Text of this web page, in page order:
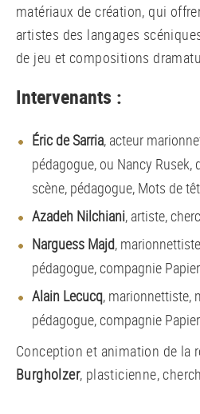
matériaux de création, qui
artistes des langages
de jeu et compositions
Intervenants :
Éric de Sarria, acteur
pédagogue, ou Nancy Rusek,
scène, pédagogue, Mots de
Azadeh Nilchiani, artiste,
Narguess Majd,
pédagogue, compagnie
Alain Lecucq, marionnettiste,
pédagogue, compagnie
Conception et animation de la
Burgholzer, plasticienne,